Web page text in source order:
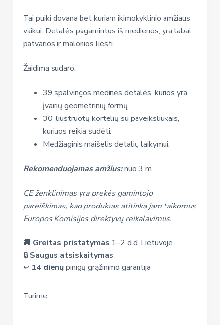
Tai puiki dovana bet kuriam ikimokyklinio amžiaus
vaikui. Detalės pagamintos iš medienos, yra labai
patvarios ir malonios liesti.
Žaidimą sudaro:
39 spalvingos medinės detalės, kurios yra
įvairių geometrinių formų.
30 iliustruotų kortelių su paveiksliukais,
kuriuos reikia sudėti.
Medžiaginis maišelis detalių laikymui.
Rekomenduojamas amžius:nuo 3 m.
CE ženklinimas yra prekės gamintojo
pareiškimas, kad produktas atitinka jam taikomus
Europos Komisijos direktyvų reikalavimus.
🚚 Greitas pristatymas 1–2 d.d. Lietuvoje
🔒 Saugus atsiskaitymas
↩️ 14 dienųpinigų grąžinimo garantija
Turime